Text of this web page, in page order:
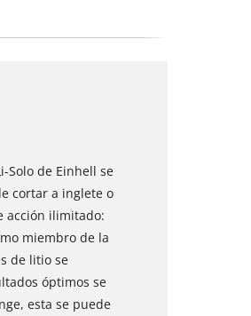
Solo de Einhell se
cortar a inglete o
acción ilimitado:
miembro de la
de litio se
óptimos se
esta se puede